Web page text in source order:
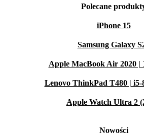
Polecane
iPhone 15
Samsung Galaxy
Apple MacBook Air 2020 |
Lenovo ThinkPad T480 | i5-
Apple Watch Ultra 2
Nowości